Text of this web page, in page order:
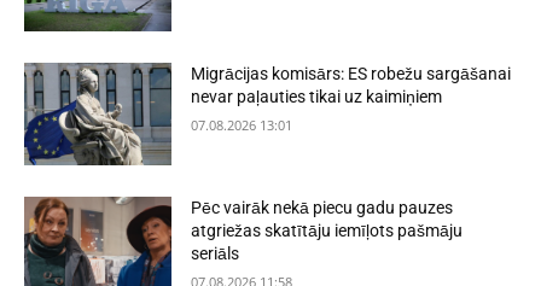
Migrācijas komisārs: ES robežu sargāšanai
nevar paļauties tikai uz kaimiņiem
07.08.2026 13:01
Pēc vairāk nekā piecu gadu pauzes
atgriežas skatītāju iemīļots pašmāju
seriāls
07.08.2026 11:58